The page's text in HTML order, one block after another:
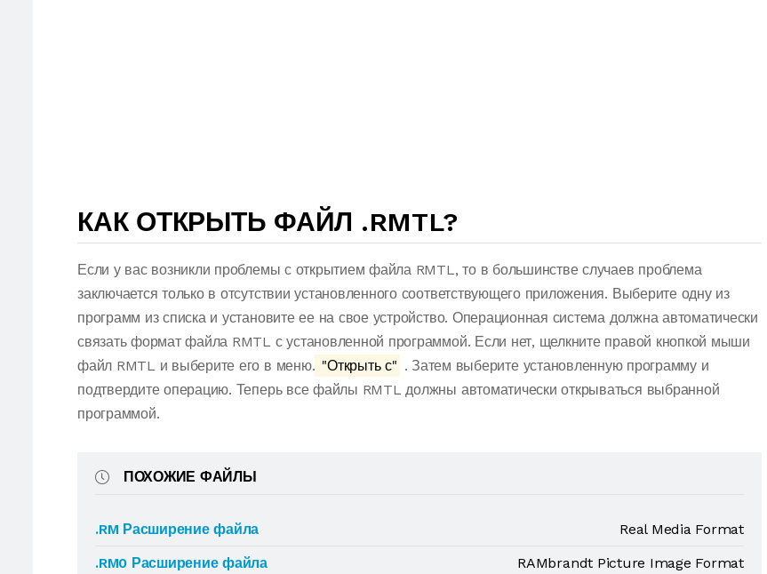
КАК ОТКРЫТЬ ФАЙЛ .RMTL?
Если у вас возникли проблемы с открытием файла RMTL, то в большинстве случаев проблема
заключается только в отсутствии установленного соответствующего приложения. Выберите одну из
программ из списка и установите ее на свое устройство. Операционная система должна автоматически
связать формат файла RMTL с установленной программой. Если нет, щелкните правой кнопкой мыши
файл RMTL и выберите его в меню. "Открыть с" . Затем выберите установленную программу и
подтвердите операцию. Теперь все файлы RMTL должны автоматически открываться выбранной
программой.
ПОХОЖИЕ ФАЙЛЫ
.RM Расширение файла
Real Media Format
.RM0 Расширение файла
RAMbrandt Picture Image Format